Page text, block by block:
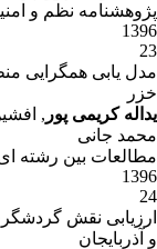
پژوهشنامه نظم و
1396
23
مدل یابی همگرایی
خزر
یداله کریمی پور ,
محمد جانی
مطالعات بین رشته
1396
24
ارزیابی نقش
و آذربایجان